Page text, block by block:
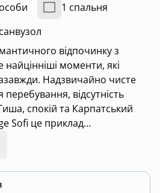
1 спальня
відпочинку з
моменти, які
Надзвичайно чисте
перебування, відсутність
спокій та Карпатський
Sofi це приклад
будинку з смереки, який
старанно перенесено
елементів сучасного
духу старовини.